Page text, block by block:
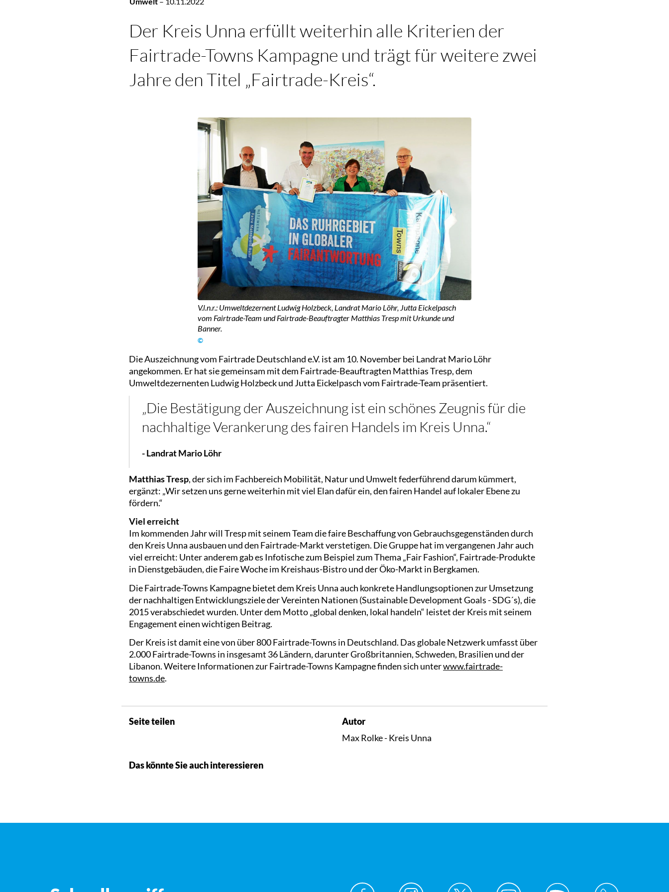
Der Kreis Unna erfüllt weiterhin alle Kriterien der
Fairtrade-Towns Kampagne und trägt für weitere zwei
Jahre den Titel „Fairtrade-Kreis“.
V.l.n.r.: Umweltdezernent Ludwig Holzbeck, Landrat Mario Löhr, Jutta Eickelpasch
vom Fairtrade-Team und Fairtrade-Beauftragter Matthias Tresp mit Urkunde und
Banner.
©
Die Auszeichnung vom Fairtrade Deutschland e.V. ist am 10. November bei Landrat Mario Löhr
angekommen. Er hat sie gemeinsam mit dem Fairtrade-Beauftragten Matthias Tresp, dem
Umweltdezernenten Ludwig Holzbeck und Jutta Eickelpasch vom Fairtrade-Team präsentiert.
„Die Bestätigung der Auszeichnung ist ein schönes Zeugnis für die
nachhaltige Verankerung des fairen Handels im Kreis Unna.“
- Landrat Mario Löhr
Matthias Tresp, der sich im Fachbereich Mobilität, Natur und Umwelt federführend darum kümmert,
ergänzt: „Wir setzen uns gerne weiterhin mit viel Elan dafür ein, den fairen Handel auf lokaler Ebene zu
fördern.“
Viel erreicht
Im kommenden Jahr will Tresp mit seinem Team die faire Beschaffung von Gebrauchsgegenständen durch
den Kreis Unna ausbauen und den Fairtrade-Markt verstetigen. Die Gruppe hat im vergangenen Jahr auch
viel erreicht: Unter anderem gab es Infotische zum Beispiel zum Thema „Fair Fashion“, Fairtrade-Produkte
in Dienstgebäuden, die Faire Woche im Kreishaus-Bistro und der Öko-Markt in Bergkamen.
Die Fairtrade-Towns Kampagne bietet dem Kreis Unna auch konkrete Handlungsoptionen zur Umsetzung
der nachhaltigen Entwicklungsziele der Vereinten Nationen (Sustainable Development Goals - SDG´s), die
2015 verabschiedet wurden. Unter dem Motto „global denken, lokal handeln“ leistet der Kreis mit seinem
Engagement einen wichtigen Beitrag.
Der Kreis ist damit eine von über 800 Fairtrade-Towns in Deutschland. Das globale Netzwerk umfasst über
2.000 Fairtrade-Towns in insgesamt 36 Ländern, darunter Großbritannien, Schweden, Brasilien und der
Libanon. Weitere Informationen zur Fairtrade-Towns Kampagne finden sich unterwww.fairtrade-
towns.de.
Seite teilen
Autor
Max Rolke - Kreis Unna
Das könnte Sie auch interessieren